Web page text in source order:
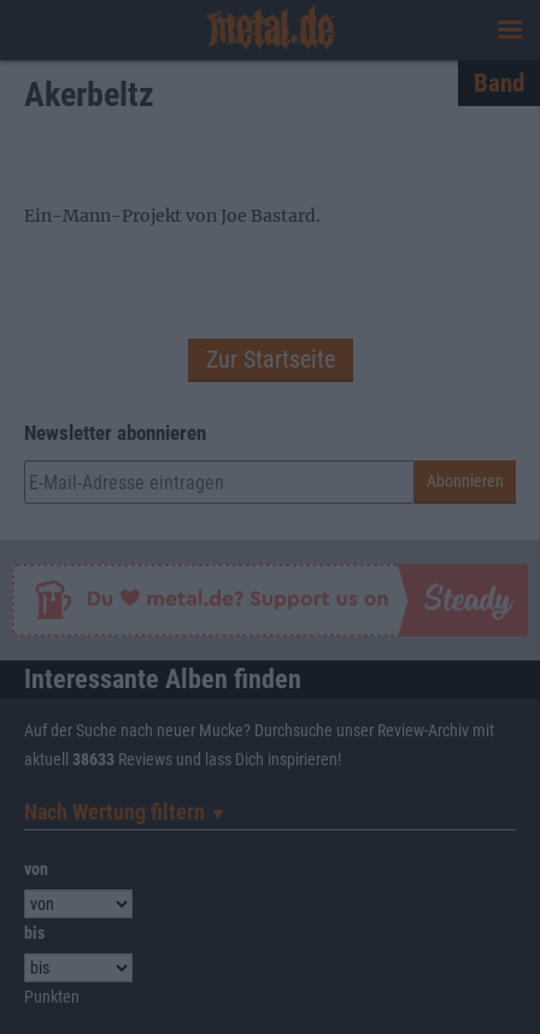
Akerbeltz Band
Ein-Mann-Projekt von Joe Bastard.
Zur Startseite
Newsletter abonnieren
Interessante Alben finden
Auf der Suche nach neuer Mucke? Durchsuche unser Review-Archiv mit
aktuell 38633 Reviews und lass Dich inspirieren!
Nach Wertung filtern ▼︎
von
bis
Punkten